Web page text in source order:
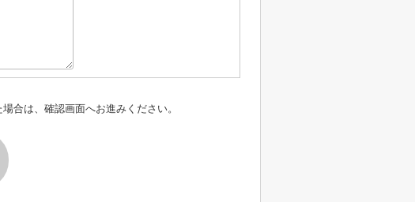
合は、確認画面へお進みください。